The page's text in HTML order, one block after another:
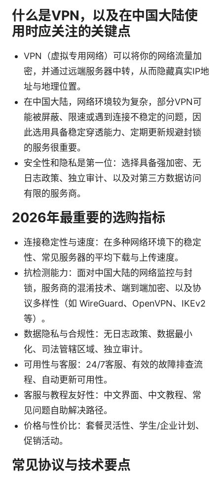
什么是VPN，以及在中国大陆使
用时应关注的关键点
VPN（虚拟专用网络）可以将你的网络流量加
密，并通过远端服务器中转，从而隐藏真实IP地
址与地理位置。
在中国大陆，网络环境较为复杂，部分VPN可
能被屏蔽、限速或遇到连接不稳定的问题，因
此选用具备稳定穿透能力、定期更新规避封锁
的服务很重要。
安全性和隐私是第一位：选择具备强加密、无
日志政策、独立审计、以及对第三方数据访问
有限的服务商。
2026年最重要的选购指标
连接稳定性与速度：在多种网络环境下的稳定
性、常见服务器的平均下载与上传速度。
抗检测能力：面对中国大陆的网络监控与封
锁，服务商的混淆技术、端到端加密、以及协
议多样性（如 WireGuard、OpenVPN、IKEv2
等）。
数据隐私与合规性：无日志政策、数据最小
化、司法管辖区域、独立审计。
可用性与客服：24/7客服、有效的故障排查流
程、自动更新可用性。
客服与教程友好性：中文界面、中文教程、常
见问题自助解决路径。
价格与性价比：套餐灵活性、学生/企业计划、
促销活动。
常见协议与技术要点